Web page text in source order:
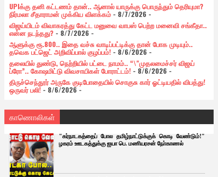
UPIக்கு தனி கட்டணம் தான்.. ஆனால் யாருக்கு பொருந்தும் தெரியுமா?
நிர்மலா சீதாராமன் முக்கிய விளக்கம்- 8/7/2026 -
விஜய்யிடம் விவாகரத்து கேட்ட மனுவை வாபஸ் பெற்ற மனைவி சங்கீதா..
என்ன நடந்தது?- 8/7/2026 -
ஆளுக்கு ரூ.800.. இதை வச்சு வாடிப்பட்டிக்கு தான் போக முடியும்..
தவெக பட்ஜெட் அறிவிப்பால் குழப்பம்!- 8/6/2026 -
தலையில் துண்டு, நெற்றியில் பட்டை நாமம்.. “\"முதலமைச்சர் விஜய்
ப்ரோ”.. கோஷமிட்டு விவசாயிகள் போராட்டம்!- 8/6/2026 -
திருச்செந்தூர் அருகே குடிபோதையில் சொகுசு கார் ஓட்டியதில் விபத்து!
ஒருவர் பலி!- 8/6/2026-
காணொலிகள்
"கர்நாடகத்தைப் போல தமிழ்நாட்டுக்குக் கொடி வேண்டும்!"
ழகரம் ஊடகத்துக்கு ஐயா பெ. மணியரசன் நோ்காணல்